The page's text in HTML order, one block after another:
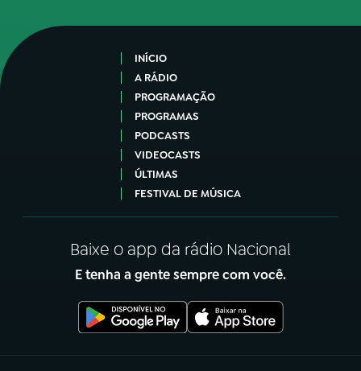
INÍCIO
A RÁDIO
PROGRAMAÇÃO
PROGRAMAS
PODCASTS
VIDEOCASTS
ÚLTIMAS
FESTIVAL DE MÚSICA
Baixe o app da rádio Nacional
E tenha a gente sempre com você.